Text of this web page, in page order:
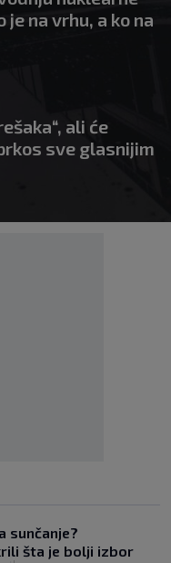
na vrhu, a ko na
ali će
sve glasnijim
sunčanje?
šta je bolji izbor